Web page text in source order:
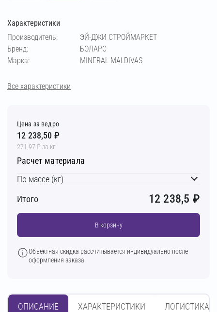
Характеристики
Производитель:
ЭЙ-ДЖИ СТРОЙМАРКЕТ
Бренд:
БОЛАРС
Марка:
MINERAL MALDIVAS
Все характеристики
Цена за ведро
12 238,50 ₽
271,97 ₽ за кг
Расчет материала
По массе (кг)
Итого
12 238,5 ₽
В корзину
Объектная скидка рассчитывается индивидуально после
оформления заказа.
ОПИСАНИЕ ХАРАКТЕРИСТИКИ ЛОГИСТИКА